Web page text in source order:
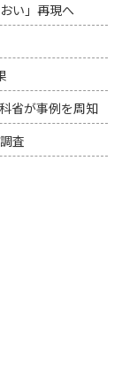
い」再現へ
省が事例を周知
査